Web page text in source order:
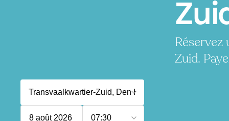
Zuid.
8 août 2026 07:30